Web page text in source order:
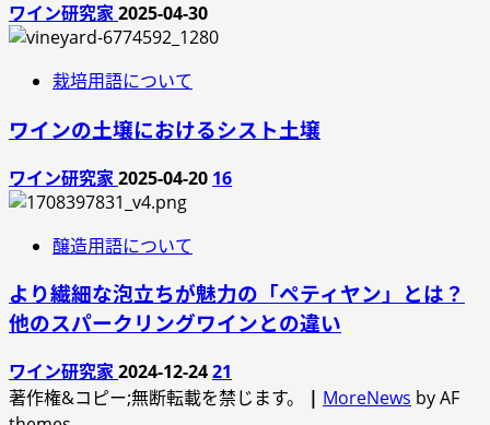
ワイン研究家2025-04-30
栽培用語について
ワインの土壌におけるシスト土壌
ワイン研究家2025-04-20 16
醸造用語について
より繊細な泡立ちが魅力の「ペティヤン」とは？
他のスパークリングワインとの違い
ワイン研究家2024-12-2421
著作権&コピー;無断転載を禁じます。
| MoreNews by AF